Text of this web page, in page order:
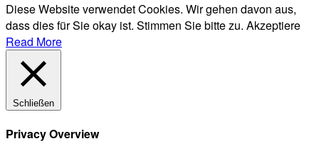
Diese Website verwendet Cookies. Wir gehen davon aus,
dass dies für Sie okay ist. Stimmen Sie bitte zu. Akzeptiere
Read More
Schließen
Privacy Overview